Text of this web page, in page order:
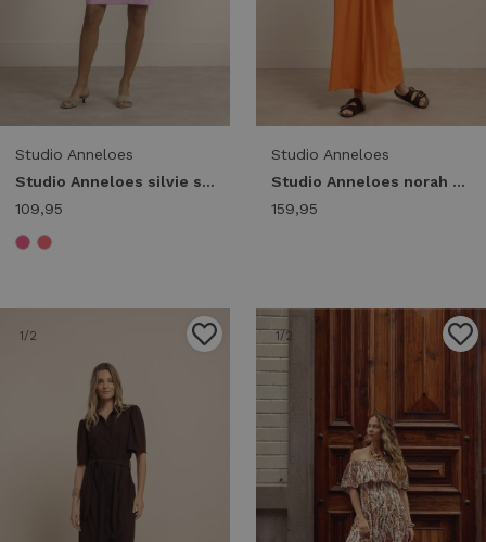
Studio Anneloes
Studio Anneloes silvie ssl dress 14001 Jurk 4400 pop pink
109,95
Studio Anneloes
Studio Anneloes norah 2way dress 13893 Jurk 2600 orchid orange
159,95
1/2 1 /2